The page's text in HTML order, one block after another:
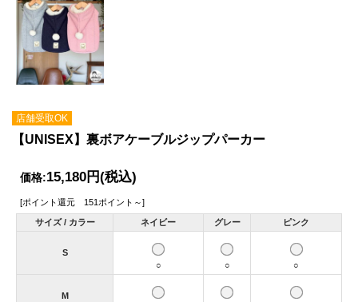
店舗受取OK
【UNISEX】裏ボアケーブルジップパーカー
価格:15,180円(税込)
[ポイント還元 151ポイント～]
サイズ / カラー ネイビー グレー ピンク
S
○
○ ○
M